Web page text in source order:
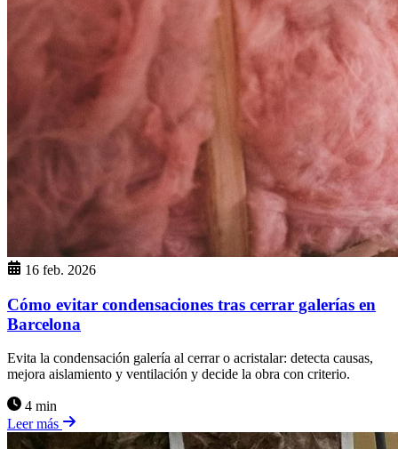
16 feb. 2026
Cómo evitar condensaciones tras cerrar galerías en
Barcelona
Evita la condensación galería al cerrar o acristalar: detecta causas,
mejora aislamiento y ventilación y decide la obra con criterio.
4 min
Leer más